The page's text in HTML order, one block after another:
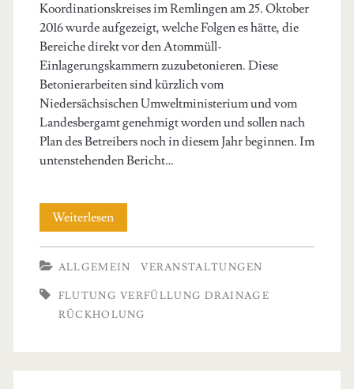
Koordinationskreises im Remlingen am 25. Oktober
2016 wurde aufgezeigt, welche Folgen es hätte, die
Bereiche direkt vor den Atommüll-
Einlagerungskammern zuzubetonieren. Diese
Betonierarbeiten sind kürzlich vom
Niedersächsischen Umweltministerium und vom
Landesbergamt genehmigt worden und sollen nach
Plan des Betreibers noch in diesem Jahr beginnen. Im
untenstehenden Bericht…
WeiterlesenVeranstaltungsbericht:
Durchnässung
des
Atommülls
ALLGEMEIN VERANSTALTUNGEN
FLUTUNG VERFÜLLUNG DRAINAGE
RÜCKHOLUNG